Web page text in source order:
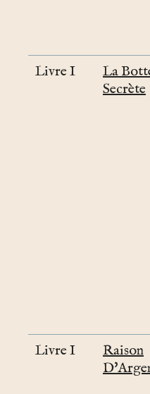
Livre I
La
Secrète
Livre I
Raison